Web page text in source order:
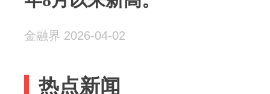
金融界 2026-04-02
热点新闻